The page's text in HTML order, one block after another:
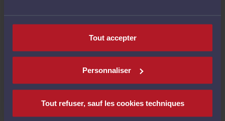
Tout accepter
Personnaliser
Tout refuser, sauf les cookies techniques
Novembre 2021
Octobre 2021
Septembre 2021